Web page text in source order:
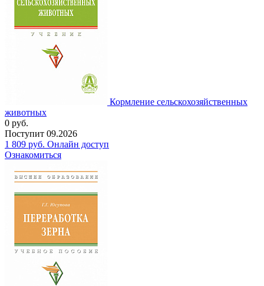
Кормление сельскохозяйственных
животных
0 руб.
Поступит 09.2026
1 809 руб. Онлайн доступ
Ознакомиться